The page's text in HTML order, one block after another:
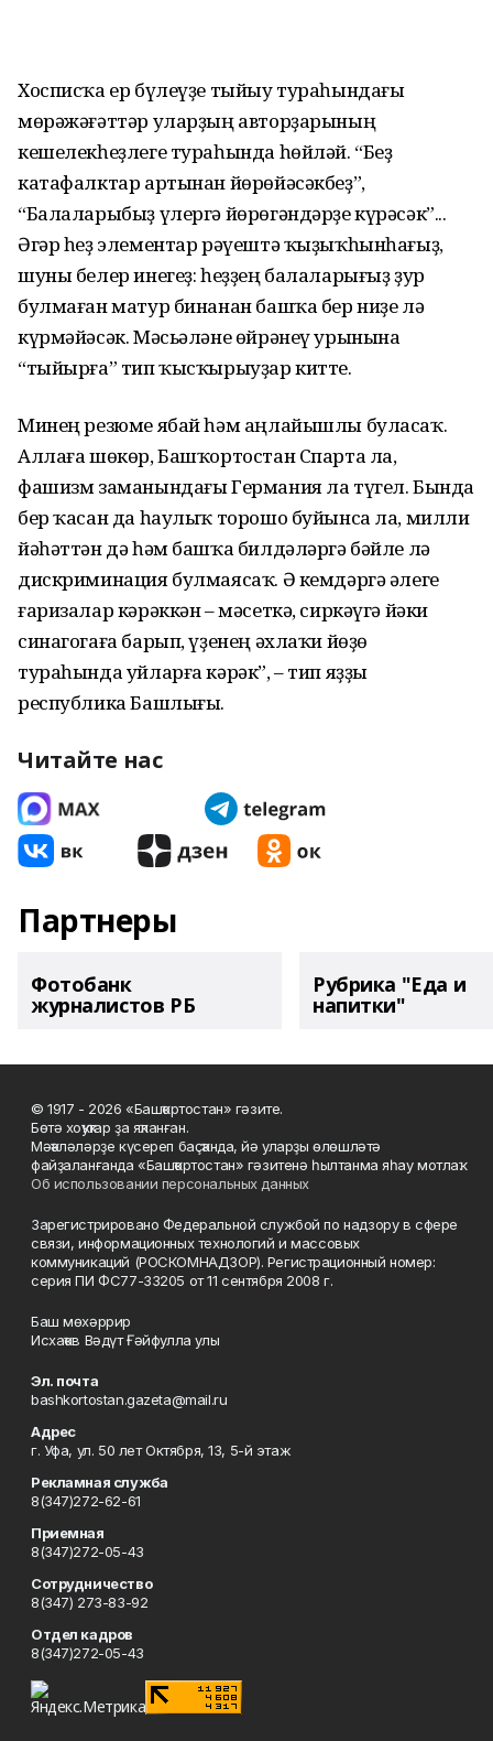
Хосписҡа ер бүлеүҙе тыйыу тураһындағы
мөрәжәғәттәр уларҙың авторҙарының
кешелекһеҙлеге тураһында һөйләй. “Беҙ
катафалктар артынан йөрөйәсәкбеҙ”,
“Балаларыбыҙ үлергә йөрөгәндәрҙе күрәсәк”...
Әгәр һеҙ элементар рәүештә ҡыҙыҡһынһағыҙ,
шуны белер инегеҙ: һеҙҙең балаларығыҙ ҙур
булмаған матур бинанан башҡа бер ниҙе лә
күрмәйәсәк. Мәсьәләне өйрәнеү урынына
“тыйырға” тип ҡысҡырыуҙар китте.
Минең резюме ябай һәм аңлайышлы буласаҡ.
Аллаға шөкөр, Башҡортостан Спарта ла,
фашизм заманындағы Германия ла түгел. Бында
бер ҡасан да һаулыҡ торошо буйынса ла, милли
йәһәттән дә һәм башҡа билдәләргә бәйле лә
дискриминация булмаясаҡ. Ә кемдәргә әлеге
ғаризалар кәрәккән – мәсеткә, сиркәүгә йәки
синагогаға барып, үҙенең әхлаҡи йөҙө
тураһында уйларға кәрәк”, – тип яҙҙы
республика Башлығы.
Читайте нас
Партнеры
Фотобанк
журналистов РБ
Рубрика "Еда и
напитки"
© 1917 - 2026 «Башҡортостан» гәзите.
Бөтә хоҡуҡтар ҙа яҡланған.
Мәҡәләләрҙе күсереп баҫҡанда, йә уларҙы өлөшләтә
файҙаланғанда «Башҡортостан» гәзитенә һылтанма яһау мотлаҡ.
Об использовании персональных данных
Зарегистрировано Федеральной службой по надзору в сфере
связи, информационных технологий и массовых
коммуникаций (РОСКОМНАДЗОР). Регистрационный номер:
серия ПИ ФС77-33205 от 11 сентября 2008 г.
Баш мөхәррир
Исхаҡов Вәдүт Ғәйфулла улы
Эл. почта
bashkortostan.gazeta@mail.ru
Адрес
г. Уфа, ул. 50 лет Октября, 13, 5-й этаж
Рекламная служба
8(347)272-62-61
Приемная
8(347)272-05-43
Сотрудничество
8(347) 273-83-92
Отдел кадров
8(347)272-05-43